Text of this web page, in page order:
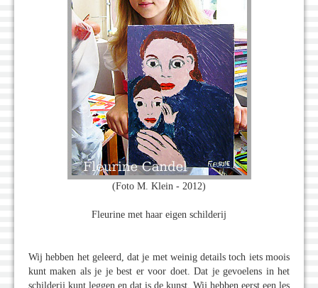
(Foto M. Klein - 2012)
Fleurine met haar eigen schilderij
Wij hebben het geleerd, dat je met weinig details toch iets moois
kunt maken als je je best er voor doet. Dat je gevoelens in het
schilderij kunt leggen en dat is de kunst. Wij hebben eerst een les